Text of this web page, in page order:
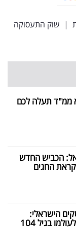
| שוק התעסוקה
ממ"ד תעלה לכם
הכביש החדש
החגים
הישראלי:
בגיל 104